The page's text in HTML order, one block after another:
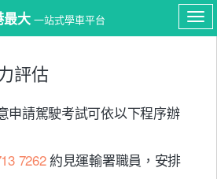
最大 一站式學車平台
評估
申請駕駛考試可依以下程序辦
7262約見運輸署職員，安排
Technology Limited. All Rights
版權所有 不得轉載